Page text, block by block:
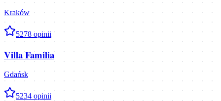
Kraków
5278 opinii
Villa Familia
Gdańsk
5234 opinii